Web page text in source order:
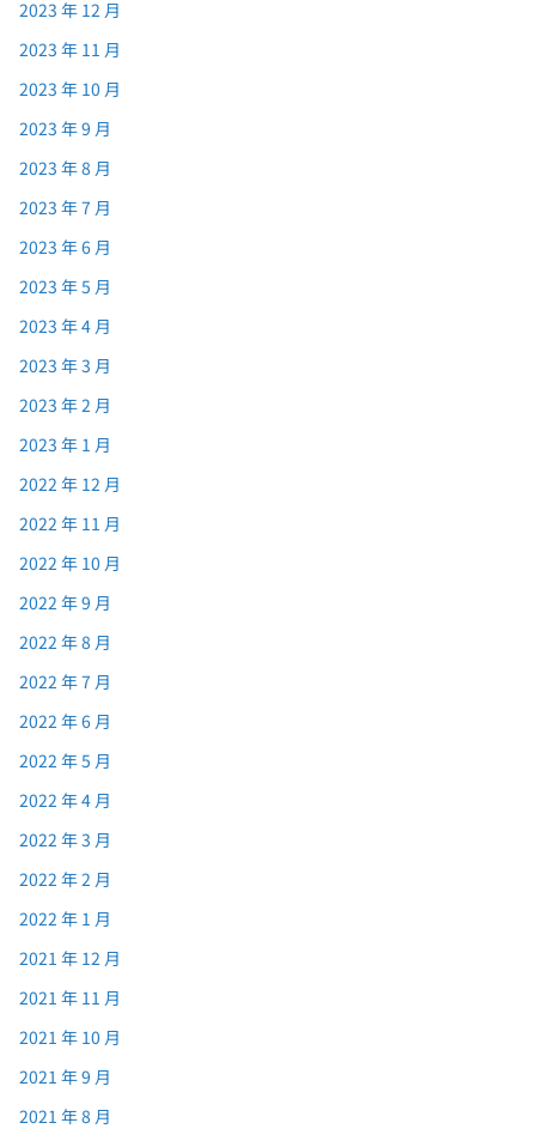
2023 年 12 月
2023 年 11 月
2023 年 10 月
2023 年 9 月
2023 年 8 月
2023 年 7 月
2023 年 6 月
2023 年 5 月
2023 年 4 月
2023 年 3 月
2023 年 2 月
2023 年 1 月
2022 年 12 月
2022 年 11 月
2022 年 10 月
2022 年 9 月
2022 年 8 月
2022 年 7 月
2022 年 6 月
2022 年 5 月
2022 年 4 月
2022 年 3 月
2022 年 2 月
2022 年 1 月
2021 年 12 月
2021 年 11 月
2021 年 10 月
2021 年 9 月
2021 年 8 月